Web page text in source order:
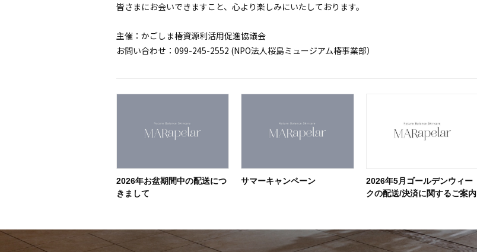
皆さまにお会いできますこと、心より楽しみにいたしております。
主催：かごしま椿資源利活用促進協議会
お問い合わせ：099-245-2552 (NPO法人桜島ミュージアム椿事業部）
2026年お盆期間中の配送につ
きまして
サマーキャンペーン
2026年5月ゴールデンウィー
クの配送/決済に関するご案内